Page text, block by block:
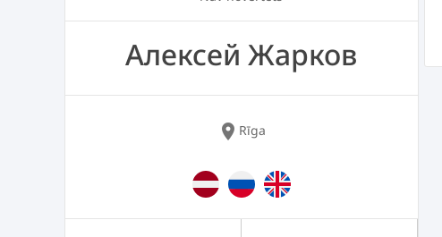
Алексей Жарков
location_on Rīga